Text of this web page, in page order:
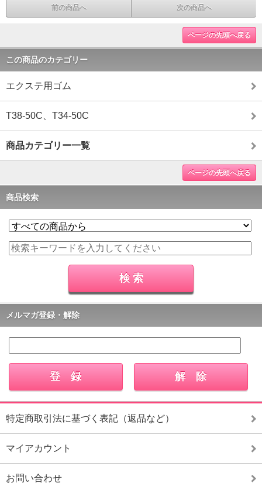
前の商品へ 次の商品へ
ページの先頭へ戻る
この商品のカテゴリー
エクステ用ゴム
T38-50C、T34-50C
商品カテゴリー一覧
ページの先頭へ戻る
商品検索
メルマガ登録・解除
特定商取引法に基づく表記（返品など）
マイアカウント
お問い合わせ